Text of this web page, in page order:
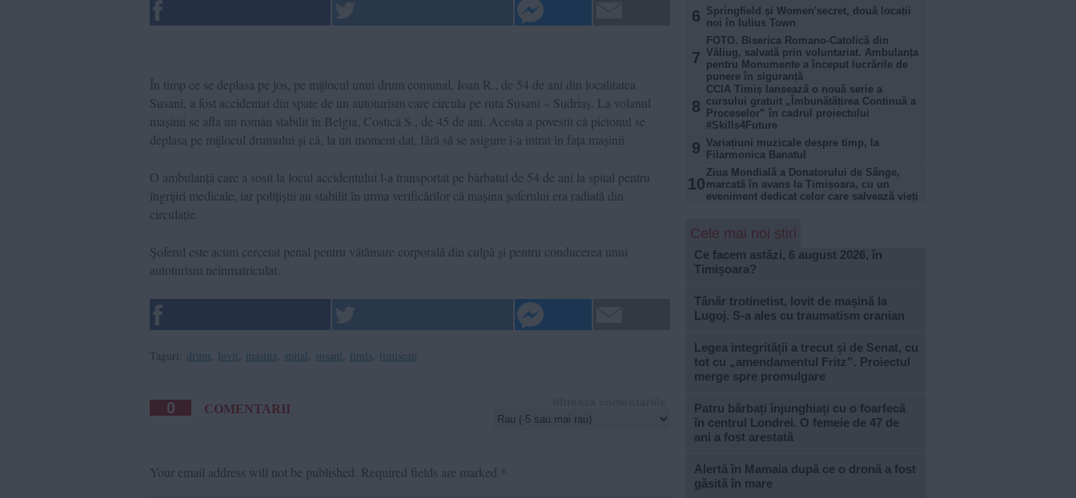
În timp ce se deplasa pe jos, pe mijlocul unui drum comunal, Ioan R., de 54 de ani din localitatea
Susani, a fost accidentat din spate de un autoturism care circula pe ruta Susani – Sudriaș. La volanul
mașinii se afla un român stabilit în Belgia, Costică S., de 45 de ani. Acesta a povestit că pietonul se
deplasa pe mijlocul drumului și că, la un moment dat, fără să se asigure i-a intrat în fața mașinii.
O ambulanță care a sosit la locul accidentului l-a transportat pe bărbatul de 54 de ani la spital pentru
îngrijiri medicale, iar polițiștii au stabilit în urma verificărilor că mașina șoferului era radiată din
circulație.
Şoferul este acum cercetat penal pentru vătămare corporală din culpă și pentru conducerea unui
autoturism neînmatriculat.
Taguri: drum lovit masina spital susani timis timisean
0 COMENTARII
Your email address will not be published. Required fields are marked *
6 Springfield și Women'secret, două locații
noi în Iulius Town
7
FOTO. Biserica Romano-Catolică din
Văliug, salvată prin voluntariat. Ambulanța
pentru Monumente a început lucrările de
punere în siguranță
8
CCIA Timiș lansează o nouă serie a
cursului gratuit „Îmbunătățirea Continuă a
Proceselor” în cadrul proiectului
#Skills4Future
9 Variațiuni muzicale despre timp, la
Filarmonica Banatul
10
Ziua Mondială a Donatorului de Sânge,
marcată în avans la Timișoara, cu un
eveniment dedicat celor care salvează vieți
Cele mai noi știri
Ce facem astăzi, 6 august 2026, în
Timișoara?
Tânăr trotinetist, lovit de mașină la
Lugoj. S-a ales cu traumatism cranian
Legea integrității a trecut și de Senat, cu
tot cu „amendamentul Fritz”. Proiectul
merge spre promulgare
Patru bărbați înjunghiați cu o foarfecă
în centrul Londrei. O femeie de 47 de
ani a fost arestată
Alertă în Mamaia după ce o dronă a fost
găsită în mare